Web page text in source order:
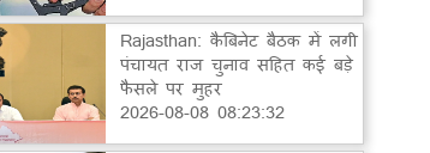
Rajasthan: कैबिनेट बैठक में लगी
पंचायत राज चुनाव सहित कई बड़े
फैसले पर मुहर
2026-08-08 08:23:32